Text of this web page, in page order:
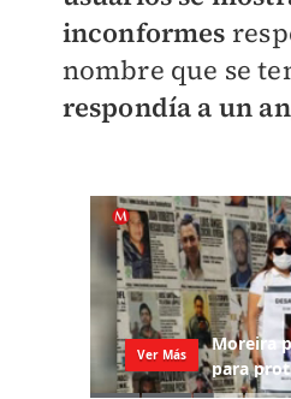
inconformes
nombre que se
respondía a un